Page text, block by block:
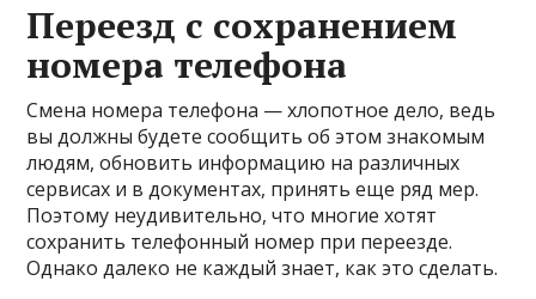
Переезд с сохранением
номера телефона
Смена номера телефона — хлопотное дело, ведь
вы должны будете сообщить об этом знакомым
людям, обновить информацию на различных
сервисах и в документах, принять еще ряд мер.
Поэтому неудивительно, что многие хотят
сохранить телефонный номер при переезде.
Однако далеко не каждый знает, как это сделать.